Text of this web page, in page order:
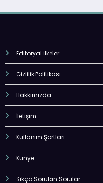
Editoryal İlkeler
Gizlilik Politikası
Hakkımızda
İletişim
Kullanım Şartları
Künye
Sıkça Sorulan Sorular